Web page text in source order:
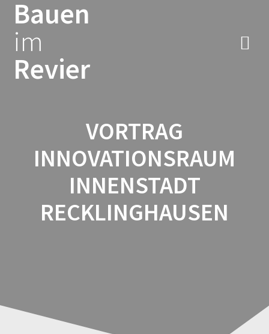
Bauen
im
Revier
VORTRAG
INNOVATIONSRAUM
INNENSTADT
RECKLINGHAUSEN